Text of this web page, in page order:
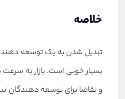
خلاصه
بسیار خوبی است. بازار به
و تقاضا برای توسعه دهندگان